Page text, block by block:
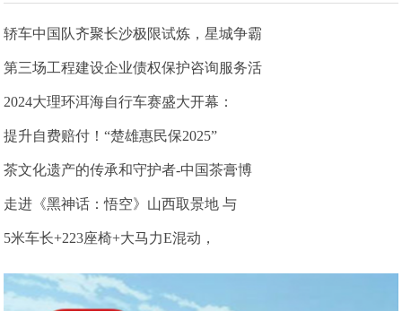
轿车中国队齐聚长沙极限试炼，星城争霸
第三场工程建设企业债权保护咨询服务活
2024大理环洱海自行车赛盛大开幕：
提升自费赔付！“楚雄惠民保2025”
茶文化遗产的传承和守护者-中国茶膏博
走进《黑神话：悟空》山西取景地 与
5米车长+223座椅+大马力E混动，